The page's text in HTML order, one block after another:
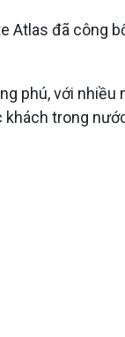
Atlas đã công
phú, với
trong